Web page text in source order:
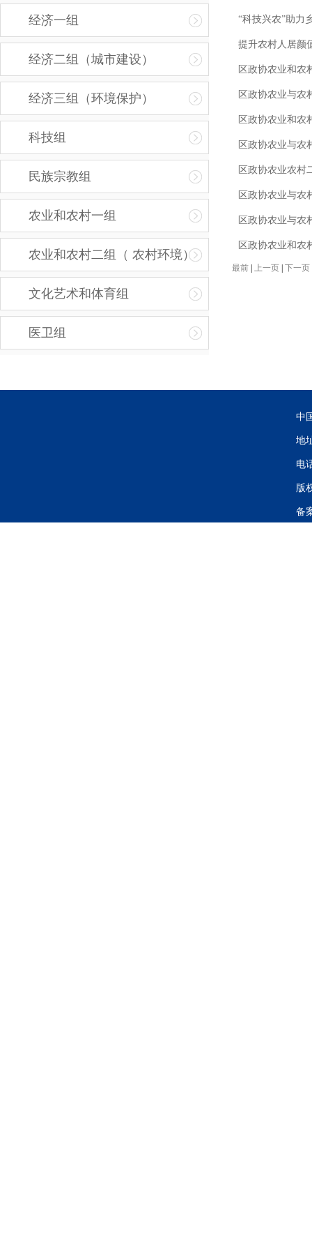
经济一组
经济二组（城市建设）
经济三组（环境保护）
科技组
民族宗教组
农业和农村一组
农业和农村二组（ 农村环境）
文化艺术和体育组
医卫组
“科技兴农”助
提升农村人居颜
区政协农业和农
区政协农业与农
区政协农业和农
区政协农业与农
区政协农业农村
区政协农业与农
区政协农业与农
区政协农业和农
最前 上一页 下一页
中
地
电
版
备